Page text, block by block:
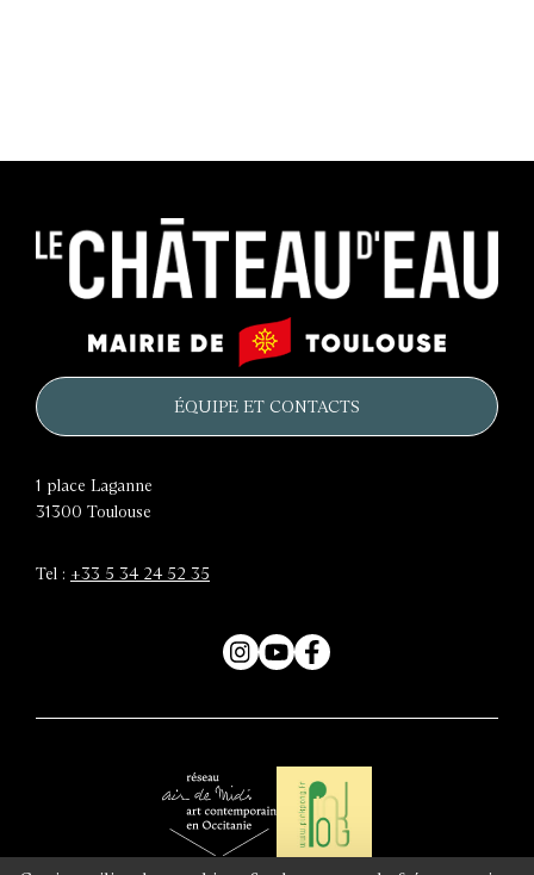
château
d'eau
Mairie
de
ÉQUIPE ET CONTACTS
1 place Laganne
31300 Toulouse
Tel : +33 5 34 24 52 35
Instagram
YouTubeFacebook